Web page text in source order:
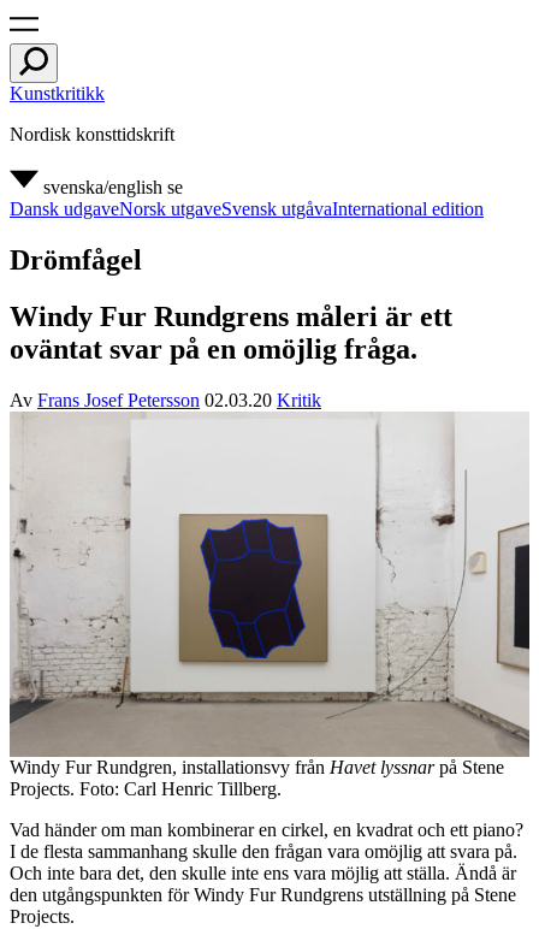
Kunstkritikk
Nordisk konsttidskrift
svenska/english se
Dansk udgaveNorsk utgaveSvensk utgåvaInternational edition
Drömfågel
Windy Fur Rundgrens måleri är ett
oväntat svar på en omöjlig fråga.
Av Frans Josef Petersson 02.03.20 Kritik
Windy Fur Rundgren, installationsvy från Havet lyssnarpå Stene
Projects. Foto: Carl Henric Tillberg.
Vad händer om man kombinerar en cirkel, en kvadrat och ett piano?
I de flesta sammanhang skulle den frågan vara omöjlig att svara på.
Och inte bara det, den skulle inte ens vara möjlig att ställa. Ändå är
den utgångspunkten för Windy Fur Rundgrens utställning på Stene
Projects.